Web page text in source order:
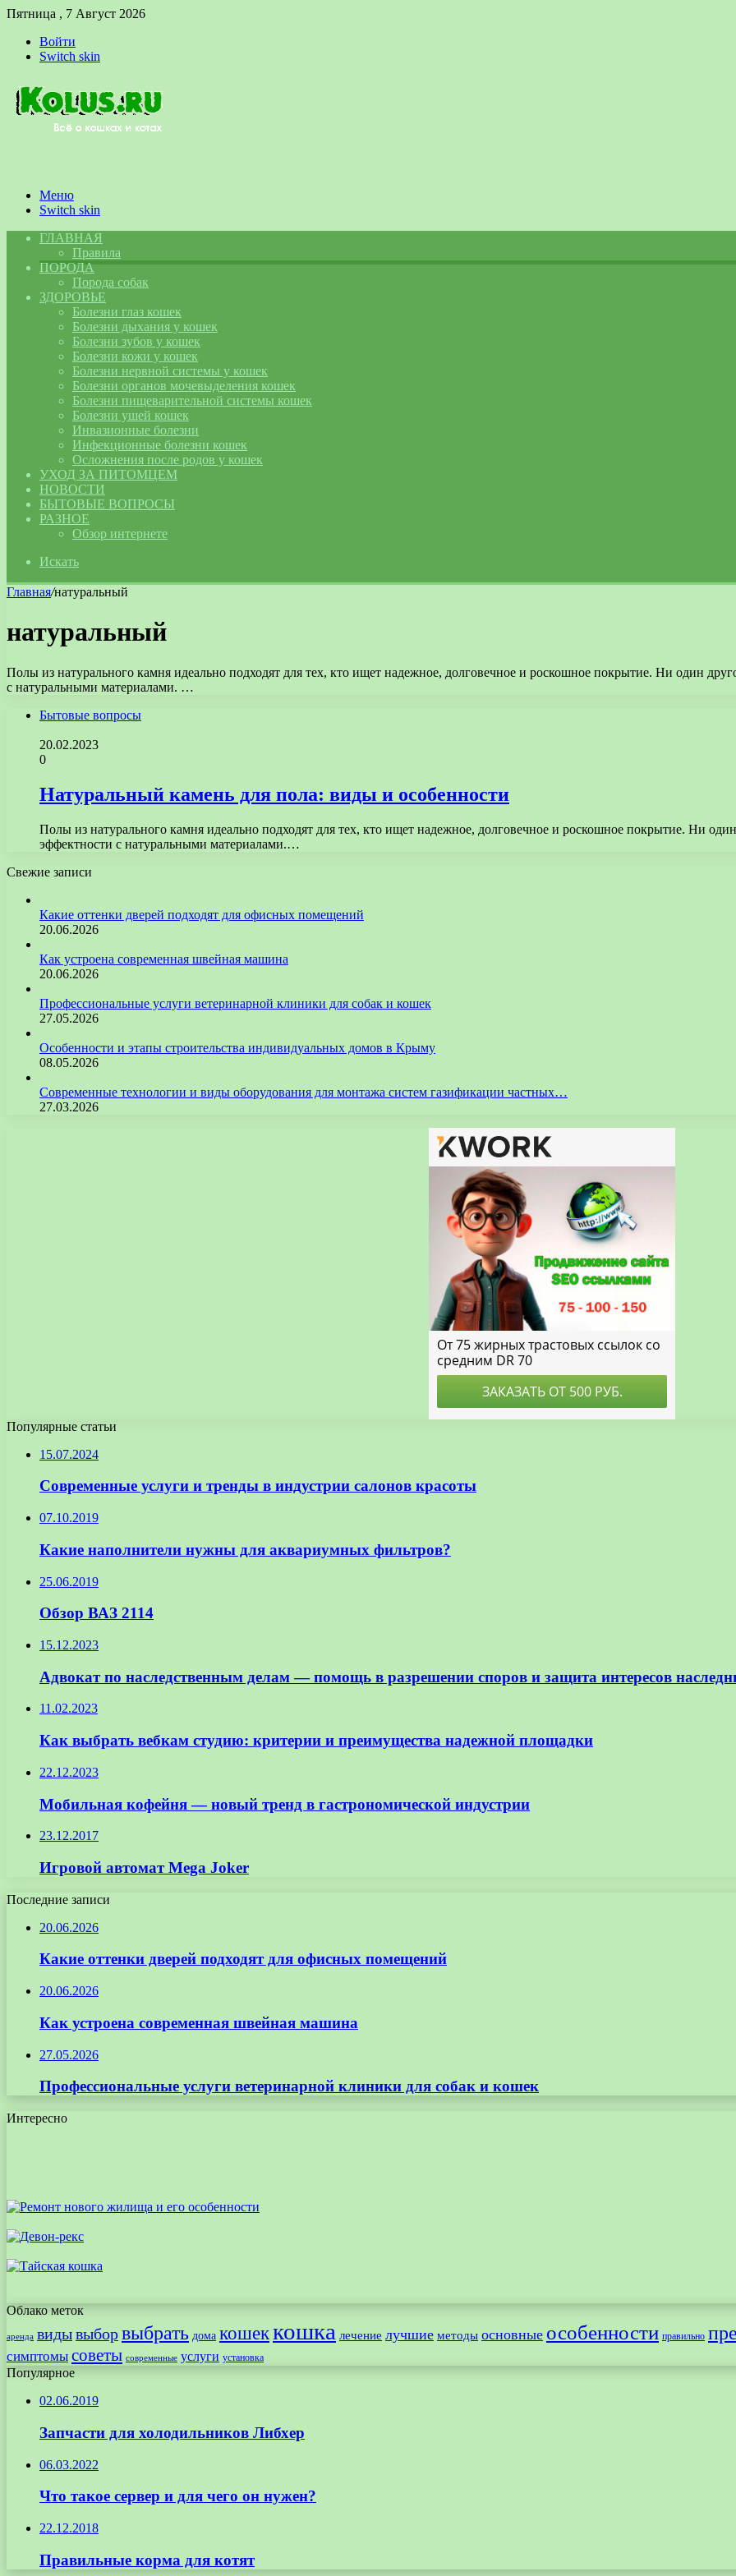
Пятница , 7 Август 2026
Войти
Switch skin
Меню
Switch skin
ГЛАВНАЯ
Правила
ПОРОДА
Порода собак
ЗДОРОВЬЕ
Болезни глаз кошек
Болезни дыхания у кошек
Болезни зубов у кошек
Болезни кожи у кошек
Болезни нервной системы у кошек
Болезни органов мочевыделения кошек
Болезни пищеварительной системы кошек
Болезни ушей кошек
Инвазионные болезни
Инфекционные болезни кошек
Осложнения после родов у кошек
УХОД ЗА ПИТОМЦЕМ
НОВОСТИ
БЫТОВЫЕ ВОПРОСЫ
РАЗНОЕ
Обзор интернете
Искать
Главная/натуральный
натуральный
Полы из натурального камня идеально подходят для тех, кто ищет надежное, долговечное и роскошное покрытие. Ни один
с натуральными материалами. …
Бытовые вопросы
20.02.2023
0
Натуральный камень для пола: виды и особенности
Полы из натурального камня идеально подходят для тех, кто ищет надежное, долговечное и роскошное покрытие. Ни
эффектности с натуральными материалами.…
Свежие записи
Какие оттенки дверей подходят для офисных помещений
20.06.2026
Как устроена современная швейная машина
20.06.2026
Профессиональные услуги ветеринарной клиники для собак и кошек
27.05.2026
Особенности и этапы строительства индивидуальных домов в Крыму
08.05.2026
Современные технологии и виды оборудования для монтажа систем газификации частных…
27.03.2026
Популярные статьи
15.07.2024
Современные услуги и тренды в индустрии салонов красоты
07.10.2019
Какие наполнители нужны для аквариумных фильтров?
25.06.2019
Обзор ВАЗ 2114
15.12.2023
Адвокат по наследственным делам — помощь в разрешении споров и защита интересов
11.02.2023
Как выбрать вебкам студию: критерии и преимущества надежной площадки
22.12.2023
Мобильная кофейня — новый тренд в гастрономической индустрии
23.12.2017
Игровой автомат Mega Joker
Последние записи
20.06.2026
Какие оттенки дверей подходят для офисных помещений
20.06.2026
Как устроена современная швейная машина
27.05.2026
Профессиональные услуги ветеринарной клиники для собак и кошек
Интересно
Облако меток
аренда видывыборвыбрать дома кошеккошка лечение лучшие методы основные особенности правильно
симптомы советы современные услуги установка
Популярное
02.06.2019
Запчасти для холодильников Либхер
06.03.2022
Что такое сервер и для чего он нужен?
22.12.2018
Правильные корма для котят